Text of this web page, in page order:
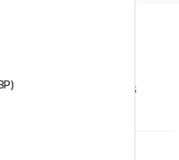
et offres